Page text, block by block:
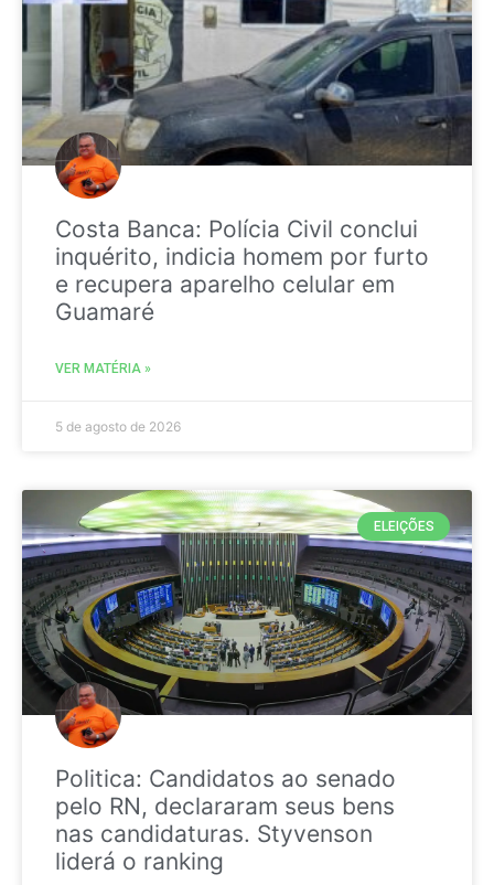
Costa Banca: Polícia Civil conclui
inquérito, indicia homem por furto
e recupera aparelho celular em
Guamaré
VER MATÉRIA »
5 de agosto de 2026
ELEIÇÕES
Politica: Candidatos ao senado
pelo RN, declararam seus bens
nas candidaturas. Styvenson
liderá o ranking